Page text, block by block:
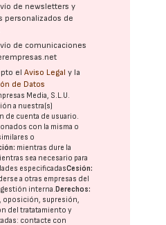
de newsletters y
personalizados de
de comunicaciones
elAviso Legal y la
de Datos
Media, S.L.U.
a nuestra(s)
de cuenta de usuario.
con la misma o
o
mientras dure la
sea necesario para
especificadasCesión:
a otras empresas del
interna.Derechos:
oposición, supresión,
del tratatamiento y
contacte con